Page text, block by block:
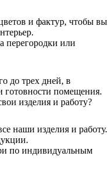
и фактур, чтобы вы
перегородки или
до трех дней, в
готовности помещения.
изделия и работу?
наши изделия и работу.
по индивидуальным